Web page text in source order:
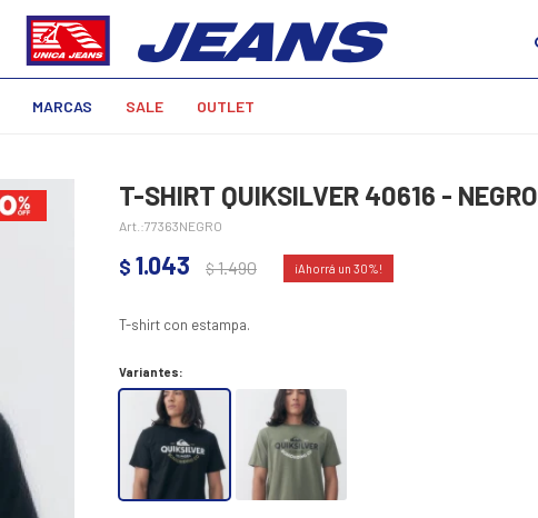
MARCAS SALE OUTLET
T-SHIRT QUIKSILVER 40616 - NEGRO
77363NEGRO
$ 1.043 $1.490 30
T-shirt con estampa.
Variantes: